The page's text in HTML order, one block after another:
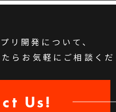
リ開発について、
らお気軽にご相談く
Us!